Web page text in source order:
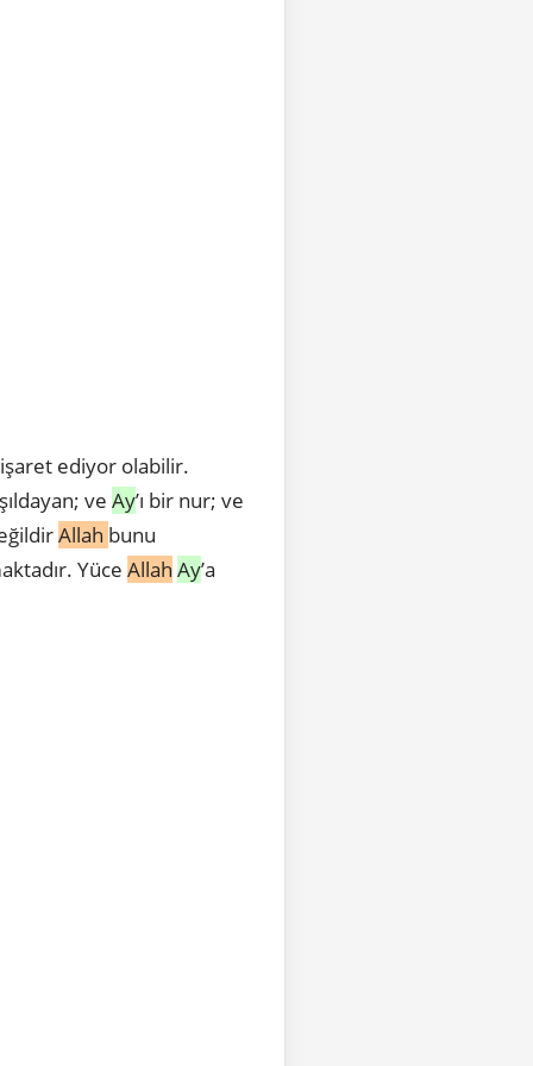
işaret ediyor olabilir.
ve Ay’ı bir nur; ve
Allah bunu
Yüce Allah Ay’a